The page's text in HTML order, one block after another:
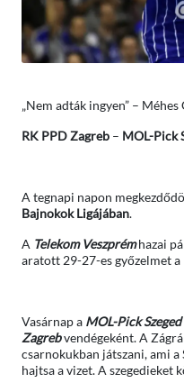
„Nem adták ingyen” – Méhes
RK PPD Zagreb– MOL-Pick
A tegnapi napon
Bajnokok Ligájában.
A Telekom Veszprémhazai
aratott 29-27-es győzelmet
Vasárnap a MOL-Pick Szeged
Zagrebvendégeként. A
csarnokukban játszani, ami a
hajtsa a vizet. A szegedieket